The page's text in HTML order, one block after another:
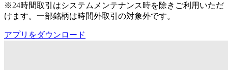
※24時間取引はシステムメンテナンス時を除きご利用いただ
けます。一部銘柄は時間外取引の対象外です。
アプリをダウンロード